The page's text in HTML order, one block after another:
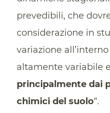
prevedibili, che
considerazione in
variazione
altamente variabile e
principalmente dai
chimici del suolo“.